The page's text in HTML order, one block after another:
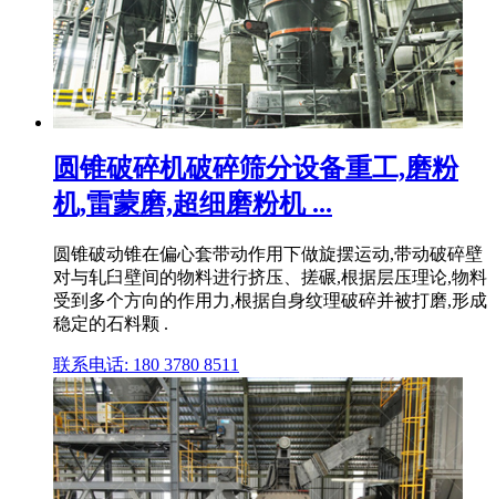
圆锥破碎机破碎筛分设备重工,磨粉
机,雷蒙磨,超细磨粉机 ...
圆锥破动锥在偏心套带动作用下做旋摆运动,带动破碎壁
对与轧臼壁间的物料进行挤压、搓碾,根据层压理论,物料
受到多个方向的作用力,根据自身纹理破碎并被打磨,形成
稳定的石料颗 .
联系电话: 180 3780 8511